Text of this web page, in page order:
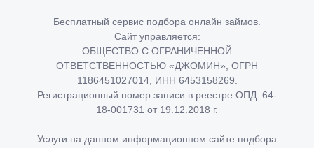
Бесплатный сервис подбора онлайн займов.
Сайт управляется:
ОБЩЕСТВО С ОГРАНИЧЕННОЙ
ОТВЕТСТВЕННОСТЬЮ «ДЖОМИН», ОГРН
1186451027014, ИНН 6453158269.
Регистрационный номер записи в реестре ОПД: 64-
18-001731 от 19.12.2018 г.
Услуги на данном информационном сайте подбора